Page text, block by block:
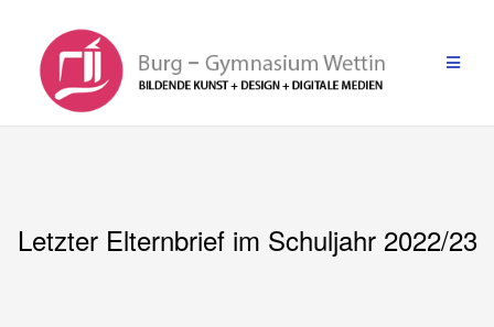
springen
Letzter Elternbrief im Schuljahr 2022/23